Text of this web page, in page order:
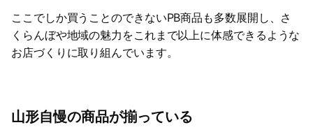
ここでしか買うことのできないPB商品も多数展開し、さ
くらんぼや地域の魅力をこれまで以上に体感できるような
お店づくりに取り組んでいます。
山形自慢の商品が揃っている